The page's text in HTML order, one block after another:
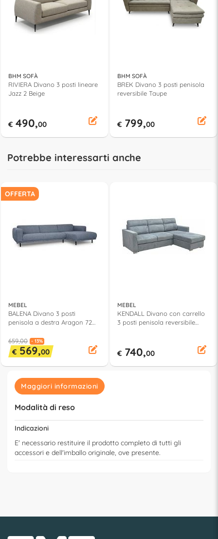
BHM SOFÀ
RIVIERA Divano 3 posti lineare
Jazz 2 Beige
€ 490,00
BHM SOFÀ
BREK Divano 3 posti penisola
reversibile Taupe
€ 799,00
Potrebbe interessarti anche
OFFERTA
MEBEL
BALENA Divano 3 posti
penisola a destra Aragon 72
659,00 - 13%
€ 569,00
MEBEL
KENDALL Divano con carrello
3 posti penisola reversibile
€ 740,00
Maggiori informazioni
Modalità di reso
Indicazioni
E' necessario restituire il prodotto completo di tutti gli
accessori e dell'imballo originale, ove presente.